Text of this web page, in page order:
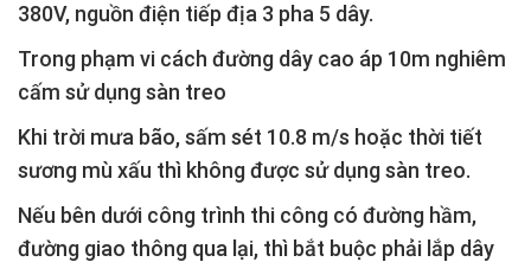
380V, nguồn điện tiếp địa 3 pha 5 dây.
Trong phạm vi cách đường dây cao áp 10m nghiêm
cấm sử dụng sàn treo
Khi trời mưa bão, sấm sét 10.8 m/s hoặc thời tiết
sương mù xấu thì không được sử dụng sàn treo.
Nếu bên dưới công trình thi công có đường hầm,
đường giao thông qua lại, thì bắt buộc phải lắp dây